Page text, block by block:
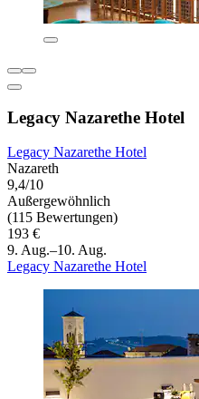
Legacy Nazarethe Hotel
Legacy Nazarethe Hotel
Nazareth
9,4/10
Außergewöhnlich
(115 Bewertungen)
193 €
9. Aug.–10. Aug.
Legacy Nazarethe Hotel